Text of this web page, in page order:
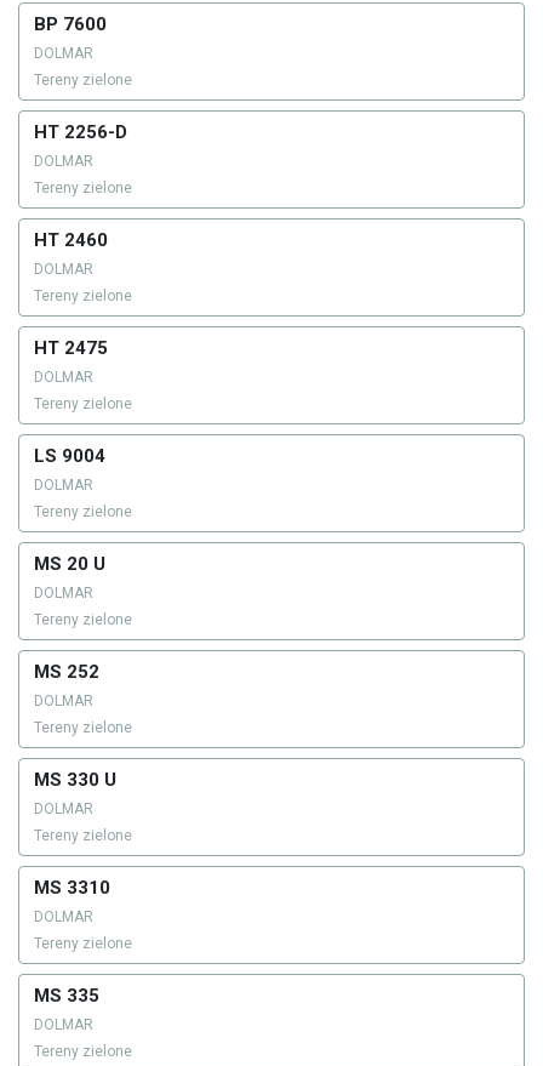
BP 7600
DOLMAR
Tereny zielone
HT 2256-D
DOLMAR
Tereny zielone
HT 2460
DOLMAR
Tereny zielone
HT 2475
DOLMAR
Tereny zielone
LS 9004
DOLMAR
Tereny zielone
MS 20 U
DOLMAR
Tereny zielone
MS 252
DOLMAR
Tereny zielone
MS 330 U
DOLMAR
Tereny zielone
MS 3310
DOLMAR
Tereny zielone
MS 335
DOLMAR
Tereny zielone